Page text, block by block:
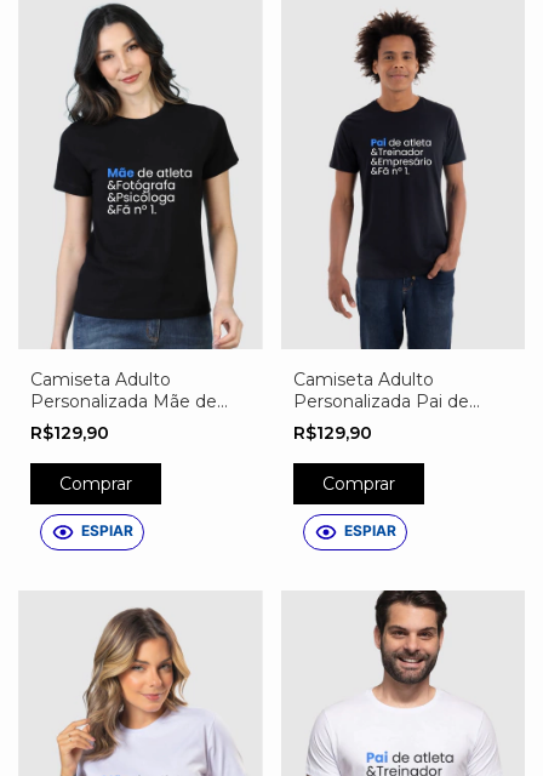
Camiseta Adulto
Personalizada Mãe de
Atleta
R$129,90
Comprar
ESPIAR
Camiseta Adulto
Personalizada Pai de
Atleta
R$129,90
Comprar
ESPIAR